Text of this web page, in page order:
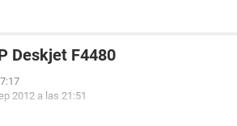
Deskjet F4480
2012 a las 21:51